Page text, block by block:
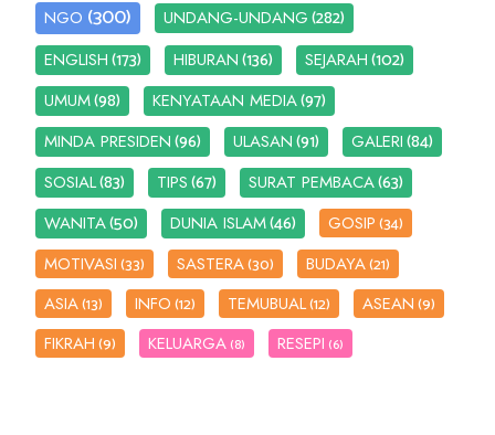
NGO (300) UNDANG-UNDANG(282)
ENGLISH(173) HIBURAN(136) SEJARAH(102)
UMUM(98) KENYATAAN MEDIA(97)
MINDA PRESIDEN(96) ULASAN(91) GALERI(84)
SOSIAL(83) TIPS(67) SURAT PEMBACA(63)
WANITA(50) DUNIA ISLAM(46) GOSIP(34)
MOTIVASI(33) SASTERA(30) BUDAYA(21)
ASIA(13) INFO(12) TEMUBUAL(12) ASEAN(9)
FIKRAH(9) KELUARGA (8) RESEPI (6)